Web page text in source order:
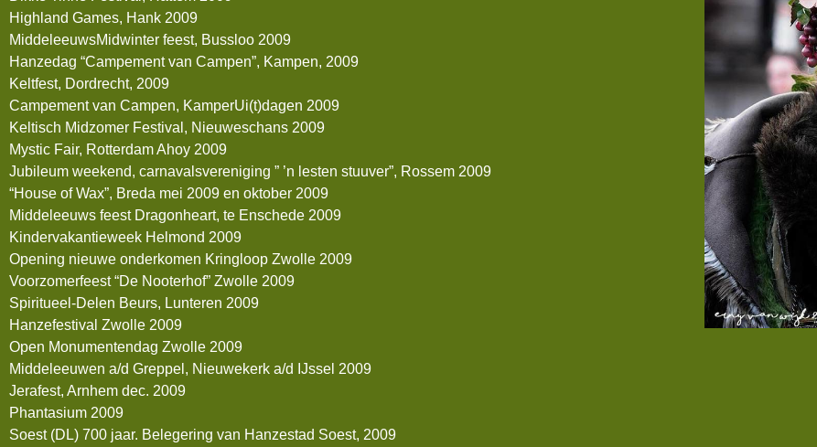
Highland Games, Hank 2009
MiddeleeuwsMidwinter feest, Bussloo 2009
Hanzedag “Campement van Campen”, Kampen, 2009
Keltfest, Dordrecht, 2009
Campement van Campen, KamperUi(t)dagen 2009
Keltisch Midzomer Festival, Nieuweschans 2009
Mystic Fair, Rotterdam Ahoy 2009
Jubileum weekend, carnavalsvereniging ” ’n lesten stuuver”, Rossem 2009
“House of Wax”, Breda mei 2009 en oktober 2009
Middeleeuws feest Dragonheart, te Enschede 2009
Kindervakantieweek Helmond 2009
Opening nieuwe onderkomen Kringloop Zwolle 2009
Voorzomerfeest “De Nooterhof” Zwolle 2009
Spiritueel-Delen Beurs, Lunteren 2009
Hanzefestival Zwolle 2009
Open Monumentendag Zwolle 2009
Middeleeuwen a/d Greppel, Nieuwekerk a/d IJssel 2009
Jerafest, Arnhem dec. 2009
Phantasium 2009
Soest (DL) 700 jaar. Belegering van Hanzestad Soest, 2009